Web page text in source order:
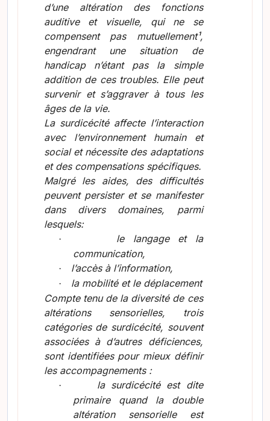
d’une altération des fonctions
auditive et visuelle, qui ne se
compensent pas mutuellement¹,
engendrant une situation de
handicap n’étant pas la simple
addition de ces troubles. Elle peut
survenir et s’aggraver à tous les
âges de la vie.
La surdicécité affecte l’interaction
avec l’environnement humain et
social et nécessite des adaptations
et des compensations spécifiques.
Malgré les aides, des difficultés
peuvent persister et se manifester
dans divers domaines, parmi
lesquels:
·
le langage et la
communication,
· l’accès à l’information,
·
la mobilité et le déplacement
Compte tenu de la diversité de ces
altérations sensorielles, trois
catégories de surdicécité, souvent
associées à d’autres déficiences,
sont identifiées pour mieux définir
les accompagnements :
·
la surdicécité est dite
primaire quand la double
altération sensorielle est